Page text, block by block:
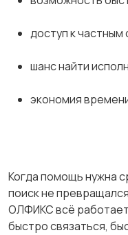
доступ к
шанс найти
экономия
Когда помощь нужна
поиск не
ОЛФИКС всё работает
быстро связаться,